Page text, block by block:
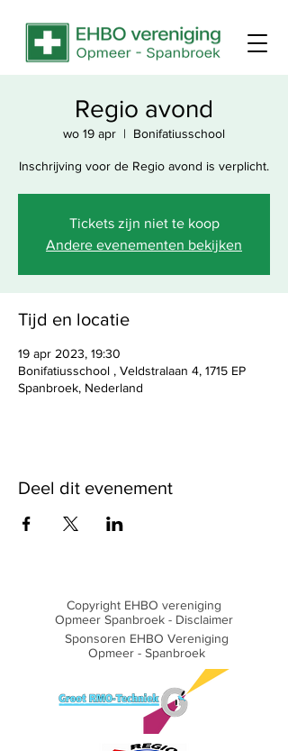
Regio avond
wo 19 apr
  |
Bonifatiusschool
Inschrijving voor de Regio avond is verplicht.
Tickets zijn niet te koop
Andere evenementen bekijken
Tijd en locatie
19 apr 2023, 19:30
Bonifatiusschool , Veldstralaan 4, 1715 EP
Spanbroek, Nederland
Deel dit evenement
Copyright EHBO vereniging
Opmeer Spanbroek - Disclaimer
Sponsoren EHBO Vereniging
Opmeer - Spanbroek